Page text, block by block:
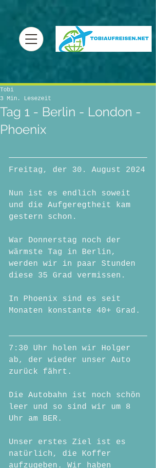
Tag 1 - Berlin - London -
Phoenix
Tobi
3 Min. Lesezeit
Freitag, der 30. August 2024
Nun ist es endlich soweit
und die Aufgeregtheit kam
gestern schon.
War Donnerstag noch der
wärmste Tag in Berlin,
werden wir in paar Stunden
diese 35 Grad vermissen.
In Phoenix sind es seit
Monaten konstante 40+ Grad.
7:30 Uhr holen wir Holger
ab, der wieder unser Auto
zurück fährt.
Die Autobahn ist noch schön
leer und so sind wir um 8
Uhr am BER.
Unser erstes Ziel ist es
natürlich, die Koffer
aufzugeben. Wir haben